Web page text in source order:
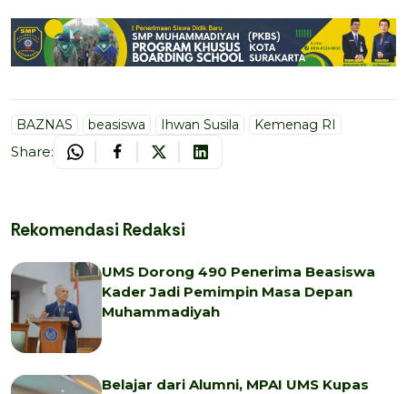
BAZNAS beasiswa Ihwan Susila Kemenag RI
Share:
Rekomendasi Redaksi
UMS Dorong 490 Penerima Beasiswa
Kader Jadi Pemimpin Masa Depan
Muhammadiyah
Belajar dari Alumni, MPAI UMS Kupas